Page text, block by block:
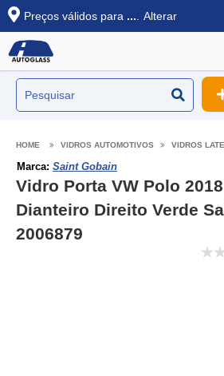
Preços válidos para ... Alterar
VIDROS AUTOMOTIVOS VIDROS
Marca: Saint Gobain
Vidro Porta VW Polo
Dianteiro Direito Verde
2006879